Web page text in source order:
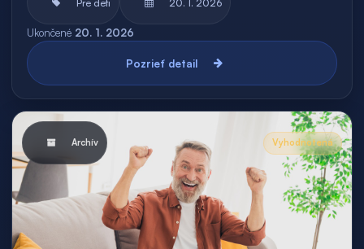
Pre deti 20. 1. 2026
Ukončené 20. 1. 2026
Pozrieť detail
Archív Vyhodnotená